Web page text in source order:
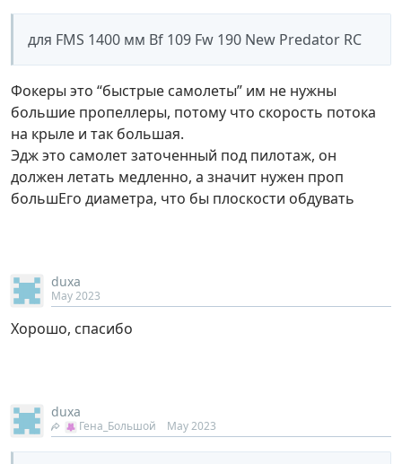
для FMS 1400 мм Bf 109 Fw 190 New Predator RC
Фокеры это “быстрые самолеты” им не нужны
большие пропеллеры, потому что скорость потока
на крыле и так большая.
Эдж это самолет заточенный под пилотаж, он
должен летать медленно, а значит нужен проп
большЕго диаметра, что бы плоскости обдувать
duxa
May 2023
Хорошо, спасибо
duxa
Гена_Большой May 2023